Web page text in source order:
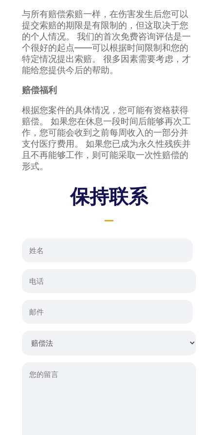
与所有赔偿索赔一样，在伤害发生后您可以
提交索赔的期限是有限制的，但这取决于您
的个人情况。 我们的首次免费咨询评估是一
个很好的起点——可以根据时间限制和您的
特定情况提出索赔。 很多因素需要考虑，才
能给您提供今后的帮助。
赔偿福利
根据您案件的具体情况，您可能有资格获得
赔偿。 如果您在休息一段时间后能够再次工
作，您可能会收到之前每周收入的一部分并
支付医疗费用。 如果您已成为永久性残疾并
且不再能够工作，则可能采取一次性赔偿的
形式。
保持联系